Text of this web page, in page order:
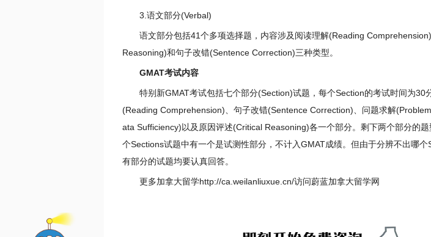
3.语文部分(Verbal)
语文部分包括41个多项选择题，内容涉及阅读理解(Reading
Reasoning)和句子改错(Sentence Correction)三种类型。
GMAT考试内容
特别新GMAT考试包括七个部分(Section)试题，每个Section的考试时间为30
(Reading Comprehension)、句子改错(Sentence Correction)、问题求解
ata Sufficiency)以及原因评述(Critical Reasoning)各一个部分。剩下两个部分的
个Sections试题中有一个是试测性部分，不计入GMAT成绩。但由于分辨不出哪
有部分的试题均要认真回答。
更多加拿大留学http://ca.weilanliuxue.cn/访问蔚蓝加拿大留学网